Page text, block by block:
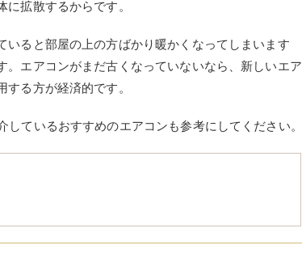
拡散するからです。
ると部屋の上の方ばかり暖かくなってしまいます
エアコンがまだ古くなっていないなら、新しいエア
る方が経済的です。
ているおすすめのエアコンも参考にしてください。